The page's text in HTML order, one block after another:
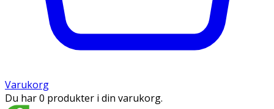
Varukorg
Du har 0 produkter i din varukorg.